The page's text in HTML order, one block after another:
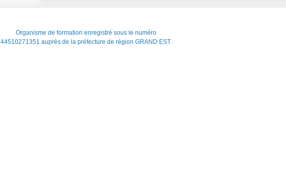
Organisme de formation enregistré sous le numéro
44510271351 auprès de la préfecture de région GRAND EST.